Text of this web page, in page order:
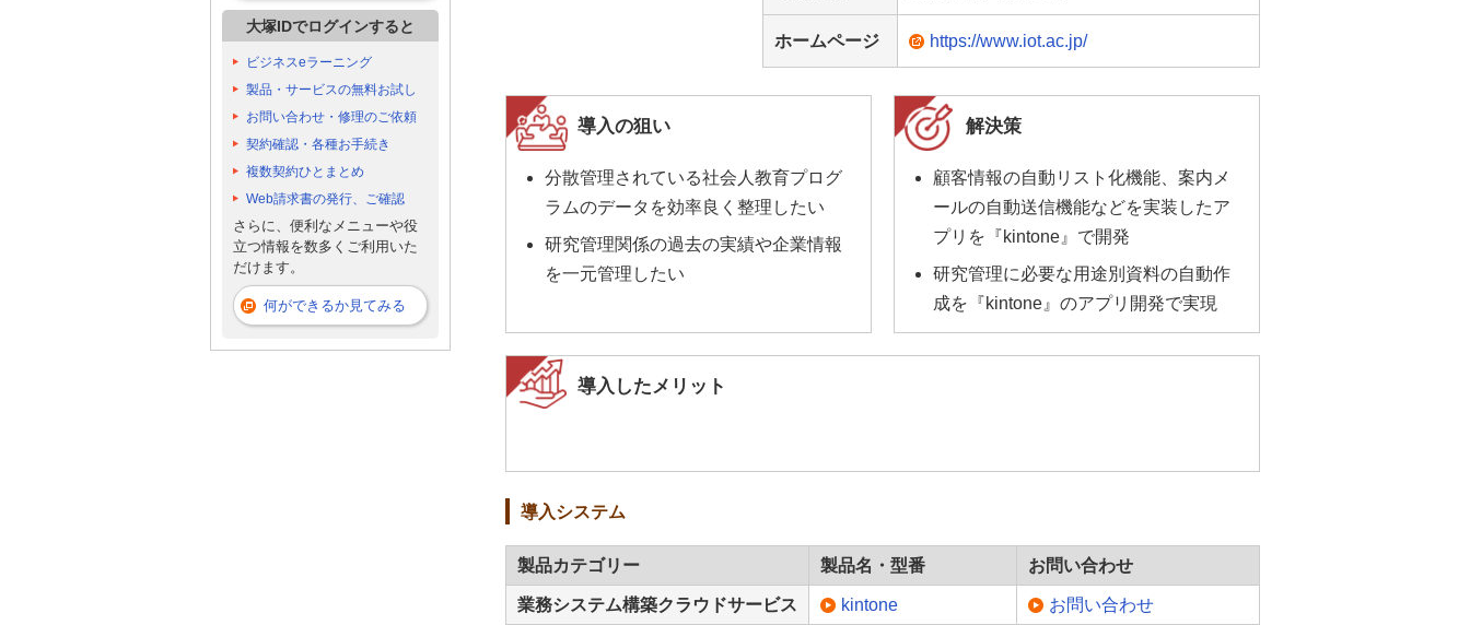
ホームページ https://www.iot.ac.jp/
導入の狙い
分散管理されている社会人教育プログ
ラムのデータを効率良く整理したい
研究管理関係の過去の実績や企業情報
を一元管理したい
解決策
顧客情報の自動リスト化機能、案内メ
ールの自動送信機能などを実装したア
プリを『kintone』で開発
研究管理に必要な用途別資料の自動作
成を『kintone』のアプリ開発で実現
導入したメリット
導入システム
製品カテゴリー 製品名・型番 お問い合わせ
業務システム構築クラウドサービス kintone お問い合わせ
大塚IDでログインすると
ビジネスeラーニング
製品・サービスの無料お試し
お問い合わせ・修理のご依頼
契約確認・各種お手続き
複数契約ひとまとめ
Web請求書の発行、ご確認
さらに、便利なメニューや役
立つ情報を数多くご利用いた
だけます。
何ができるか見てみる